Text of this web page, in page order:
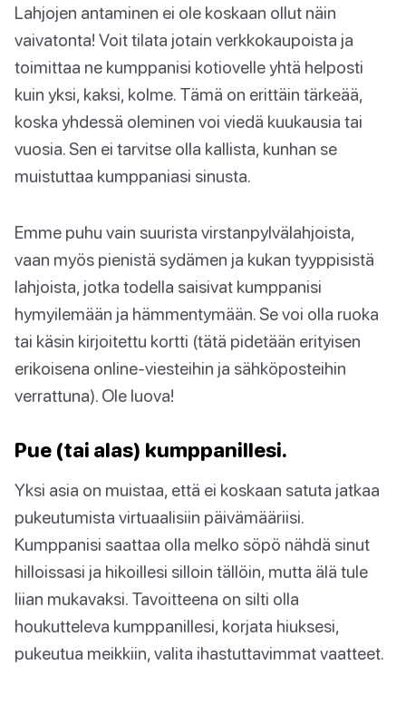
Lahjojen antaminen ei ole koskaan ollut näin
vaivatonta! Voit tilata jotain verkkokaupoista ja
toimittaa ne kumppanisi kotiovelle yhtä helposti
kuin yksi, kaksi, kolme. Tämä on erittäin tärkeää,
koska yhdessä oleminen voi viedä kuukausia tai
vuosia. Sen ei tarvitse olla kallista, kunhan se
muistuttaa kumppaniasi sinusta.
Emme puhu vain suurista virstanpylvälahjoista,
vaan myös pienistä sydämen ja kukan tyyppisistä
lahjoista, jotka todella saisivat kumppanisi
hymyilemään ja hämmentymään. Se voi olla ruoka
tai käsin kirjoitettu kortti (tätä pidetään erityisen
erikoisena online-viesteihin ja sähköposteihin
verrattuna). Ole luova!
Pue (tai alas) kumppanillesi.
Yksi asia on muistaa, että ei koskaan satuta jatkaa
pukeutumista virtuaalisiin päivämääriisi.
Kumppanisi saattaa olla melko söpö nähdä sinut
hilloissasi ja hikoillesi silloin tällöin, mutta älä tule
liian mukavaksi. Tavoitteena on silti olla
houkutteleva kumppanillesi, korjata hiuksesi,
pukeutua meikkiin, valita ihastuttavimmat vaatteet.